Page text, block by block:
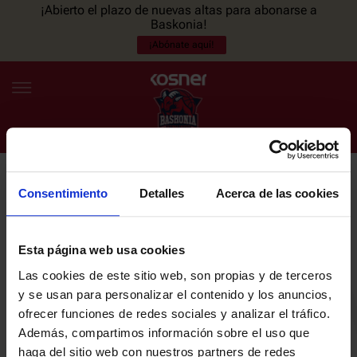
Consentimiento Detalles Acerca de las cookies
Esta página web usa cookies
Las cookies de este sitio web, son propias y de terceros
y se usan para personalizar el contenido y los anuncios,
ofrecer funciones de redes sociales y analizar el tráfico.
Además, compartimos información sobre el uso que
haga del sitio web con nuestros partners de redes
¡Abierto el plazo de nuevas altas para abonarse a
Baskonia!
¡Abónate aquí!
ES EU
NOTICIAS
PLANTILLA
ENTRADAS
NEWSLETTER
últimas noticias y promociones del club.
Email
He leído y acepto laPolítica de privacidaddel SASKI BASKONIA